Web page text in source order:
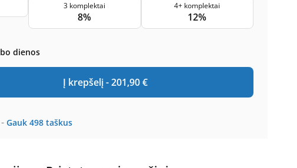
3 komplektai
8%
4+ komplektai
12%
dienos
Į krepšelį -201,90 €
- Gauk 498 taškus